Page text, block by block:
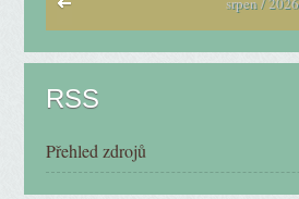
RSS
Přehled zdrojů